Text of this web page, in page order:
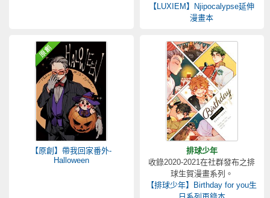
【LUXIEM】Njipocalypse延伸
漫畫本
【原創】帶我回家番外-
Halloween
排球少年
收錄2020-2021在社群發布之排
球生賀漫畫系列。
【排球少年】Birthday for you生